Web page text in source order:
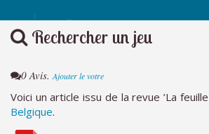
Rechercher un jeu
0 Avis. Ajouter le votre
Voici un article issu de la revue ’La
Belgique.